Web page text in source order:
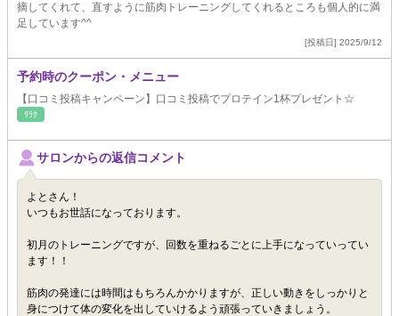
摘してくれて、直すように筋肉トレーニングしてくれるところも個人的に満
足しています^^
[投稿日] 2025/9/12
予約時のクーポン・メニュー
【口コミ投稿キャンペーン】口コミ投稿でプロテイン1杯プレゼント☆
ﾘﾗｸ
サロンからの返信コメント
よとさん！
いつもお世話になっております。
初月のトレーニングですが、回数を重ねるごとに上手になっていってい
ます！！
筋肉の発達には時間はもちろんかかりますが、正しい動きをしっかりと
身につけて体の変化を出していけるよう頑張っていきましょう。